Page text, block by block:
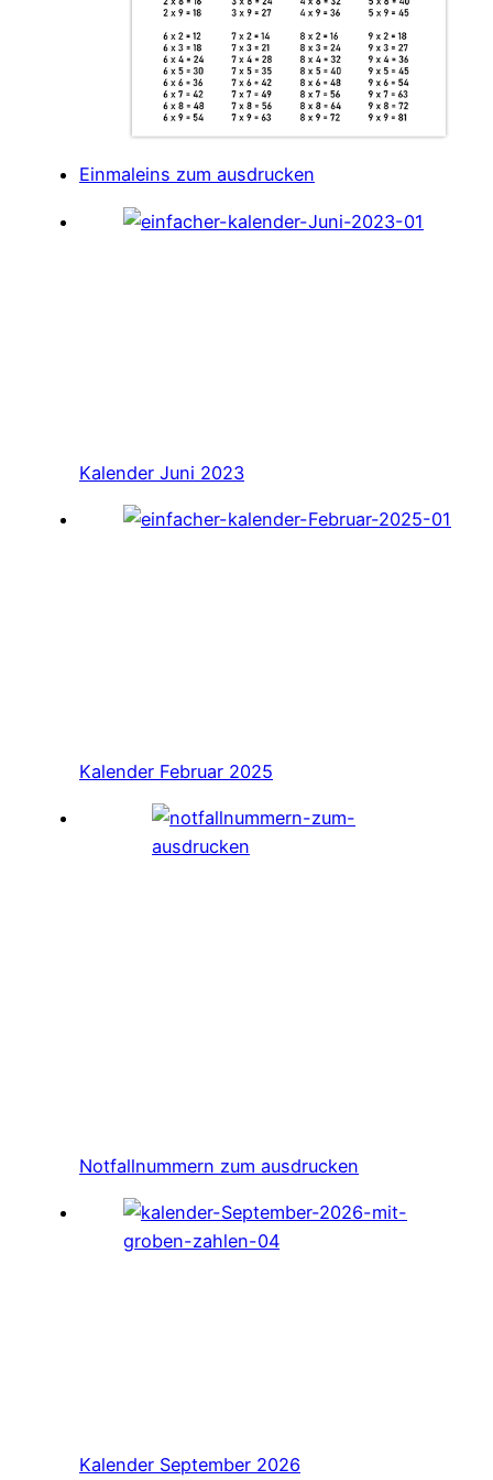
Einmaleins zum ausdrucken
Kalender Juni 2023
Kalender Februar 2025
Notfallnummern zum ausdrucken
Kalender September 2026